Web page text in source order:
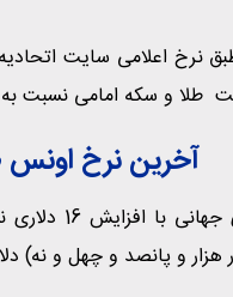
طبق نرخ اعلامی سایت
طلا و سکه‌ امامی نسبت
آخرین نرخ اونس
قیمت طلای